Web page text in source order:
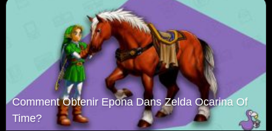
Comment Obtenir Epona Dans Zelda Ocarina Of
Time?